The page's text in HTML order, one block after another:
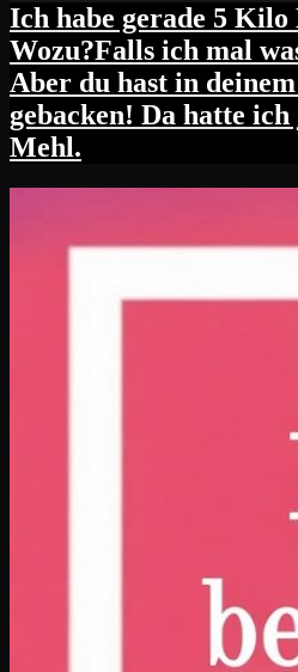
Ich habe gerade 5
Wozu?Falls ich mal
Aber du hast in
gebacken! Da hatte
Mehl.